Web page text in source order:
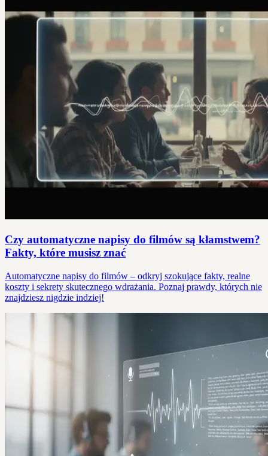
Czy automatyczne napisy do filmów są kłamstwem?
Fakty, które musisz znać
Automatyczne napisy do filmów – odkryj szokujące fakty, realne
koszty i sekrety skutecznego wdrażania. Poznaj prawdy, których nie
znajdziesz nigdzie indziej!